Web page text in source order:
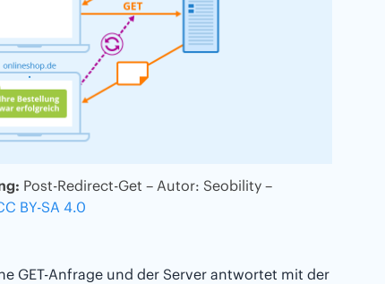
Post-Redirect-Get – Autor: Seobility –
BY-SA 4.0
GET-Anfrage und der Server antwortet mit der